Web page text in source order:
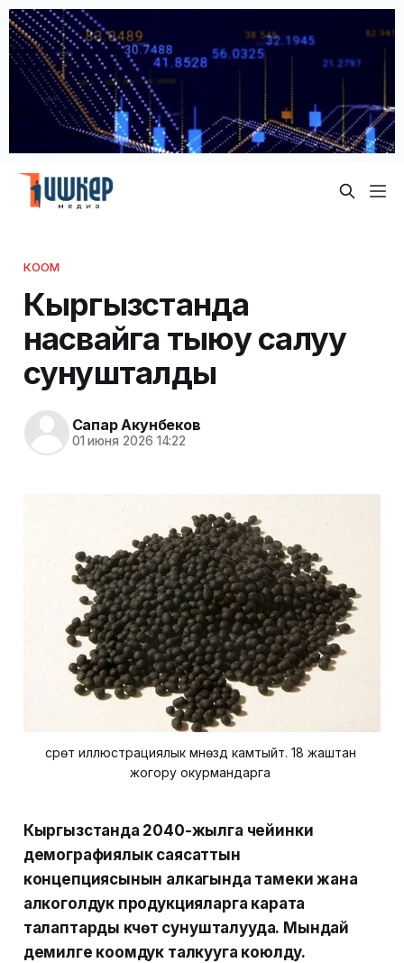
КООМ
Кыргызстанда
насвайга тыюу салуу
сунушталды
Сапар Акунбеков
01 июня 2026 14:22
сүрөт иллюстрациялык мүнөздү камтыйт. 18 жаштан
жогору окурмандарга
Кыргызстанда 2040-жылга чейинки
демографиялык саясаттын
концепциясынын алкагында тамеки жана
алкоголдук продукцияларга карата
талаптарды күчөтүү сунушталууда. Мындай
демилге коомдук талкууга коюлду.